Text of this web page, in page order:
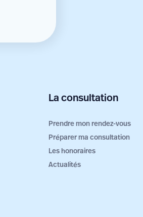
La consultation
Prendre mon rendez-vous
Préparer ma consultation
Les honoraires
Actualités